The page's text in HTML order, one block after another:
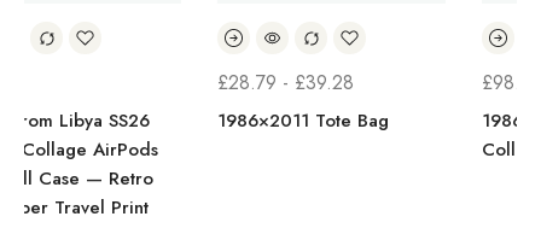
1986×2011 Tote Bag
£98.07
1986×2011 Liberty Hero